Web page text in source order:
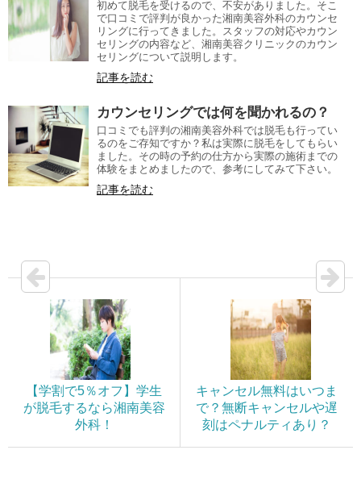
初めて脱毛を受けるので、不安がありました。そこ
で口コミで評判が良かった湘南美容外科のカウンセ
リングに行ってきました。スタッフの対応やカウン
セリングの内容など、湘南美容クリニックのカウン
セリングについて説明します。
記事を読む
カウンセリングでは何を聞かれるの？
口コミでも評判の湘南美容外科では脱毛も行ってい
るのをご存知ですか？私は実際に脱毛をしてもらい
ました。その時の予約の仕方から実際の施術までの
体験をまとめましたので、参考にしてみて下さい。
記事を読む
【学割で5％オフ】学生
が脱毛するなら湘南美容
外科！
キャンセル無料はいつま
で？無断キャンセルや遅
刻はペナルティあり？